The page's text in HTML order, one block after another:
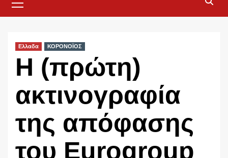
Menu
Ελλαδα ΚΟΡΟΝΟΪΟΣ
Η (πρώτη)
ακτινογραφία
της απόφασης
του Eurogroup